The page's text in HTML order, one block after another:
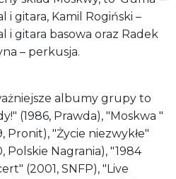
i gitara, Kamil Rogiński –
i gitara basowa oraz Radek
– perkusja.
albumy grupy to
(1986, Prawda), "Moskwa "
Pronit), "Życie niezwykłe"
Polskie Nagrania), "1984
(2001, SNFP), "Live